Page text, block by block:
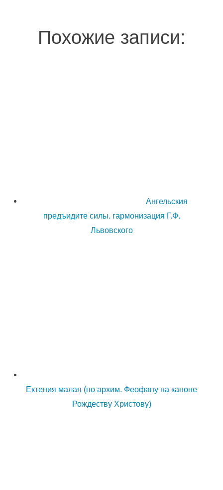
Похожие записи:
Ангельския
предъидите силы. гармонизация Г.Ф.
Львовского
Ектения малая (по архим. Феофану на каноне
Рождеству Христову)